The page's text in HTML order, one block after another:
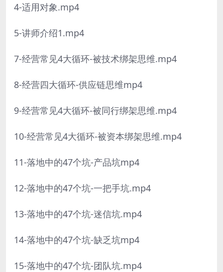
4-适用对象.mp4
5-讲师介绍1.mp4
7-经营常见4大循环-被技术绑架思维.mp4
8-经营四大循环-供应链思维mp4
9-经营常见4大循环-被同行绑架思维.mp4
10-经营常见4大循环-被资本绑架思维.mp4
11-落地中的47个坑-产品坑mp4
12-落地中的47个坑-一把手坑.mp4
13-落地中的47个坑-迷信坑.mp4
14-落地中的47个坑-缺乏坑mp4
15-落地中的47个坑-团队坑.mp4